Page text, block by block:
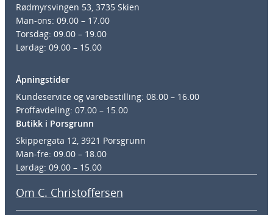
Rødmyrsvingen 53, 3735 Skien
Man-ons: 09.00 – 17.00
Torsdag: 09.00 – 19.00
Lørdag: 09.00 – 15.00
Åpningstider
Kundeservice og varebestilling: 08.00 – 16.00
Proffavdeling: 07.00 – 15.00
Butikk i Porsgrunn
Skippergata 12, 3921 Porsgrunn
Man-fre: 09.00 – 18.00
Lørdag: 09.00 – 15.00
Om C. Christoffersen